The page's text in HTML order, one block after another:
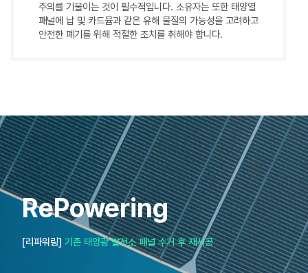
주의를 기울이는 것이 필수적입니다. 소유자는 또한 태양열
패널에 납 및 카드뮴과 같은 유해 물질의 가능성을 고려하고
안전한 폐기를 위해 적절한 조치를 취해야 합니다.
RePowering
[리파워링] 기존 태양광 발전소 패널 수거 후 재시공